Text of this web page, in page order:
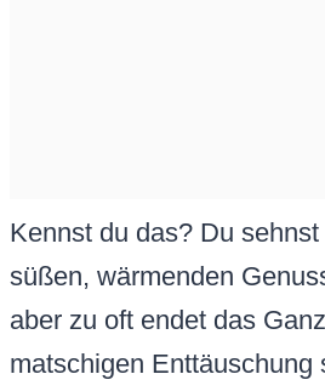
Kennst du das? Du
süßen, wärmenden
aber zu oft endet das
matschigen Enttäuschung